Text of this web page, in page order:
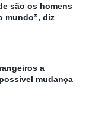
são os homens
mundo”, diz
a
mudança